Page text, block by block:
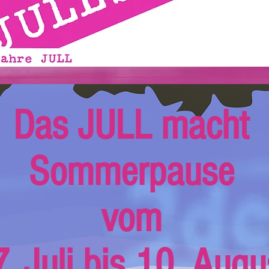
Das JULL macht
Sommerpause
vom